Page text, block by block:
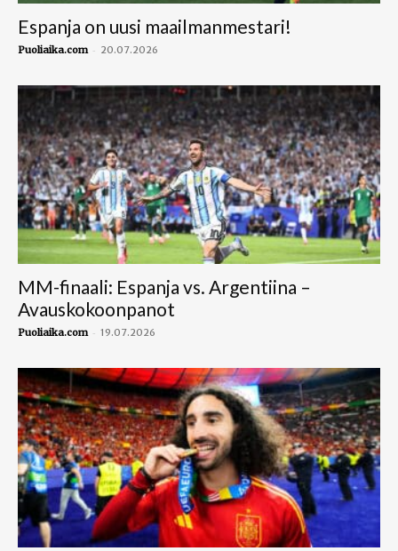
Espanja on uusi maailmanmestari!
Puoliaika.com - 20.07.2026
MM-finaali: Espanja vs. Argentiina –
Avauskokoonpanot
Puoliaika.com - 19.07.2026